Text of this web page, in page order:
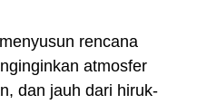
rencana
atmosfer
dan jauh dari hiruk-